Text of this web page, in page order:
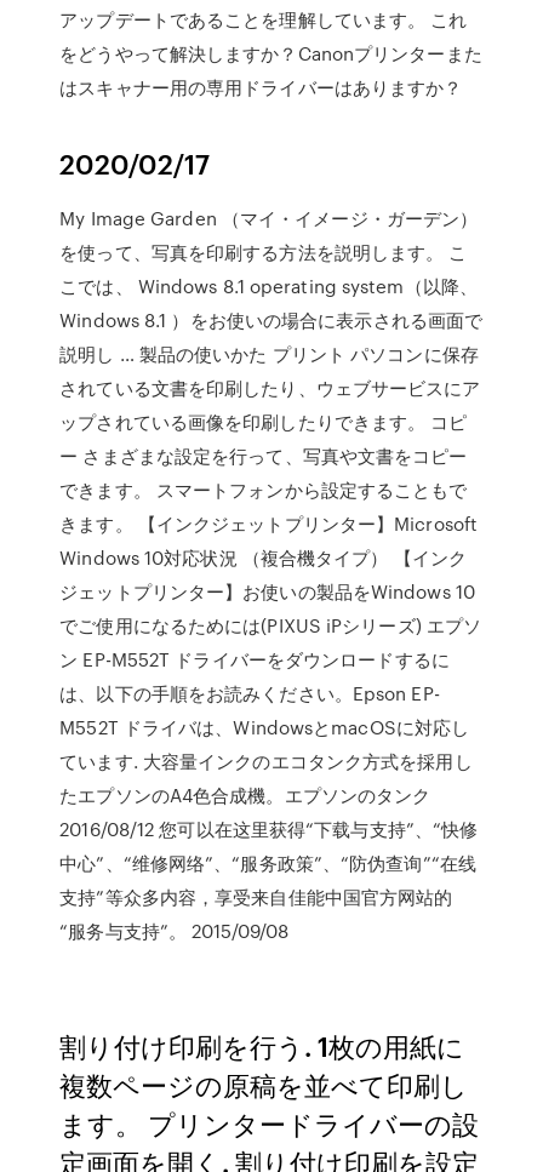
アップデートであることを理解しています。 これ
をどうやって解決しますか？Canonプリンターまた
はスキャナー用の専用ドライバーはありますか？
2020/02/17
My Image Garden （マイ・イメージ・ガーデン）
を使って、写真を印刷する方法を説明します。 こ
こでは、 Windows 8.1 operating system（以降、
Windows 8.1 ）をお使いの場合に表示される画面で
説明し … 製品の使いかた プリント パソコンに保存
されている文書を印刷したり、ウェブサービスにア
ップされている画像を印刷したりできます。 コピ
ー さまざまな設定を行って、写真や文書をコピー
できます。 スマートフォンから設定することもで
きます。 【インクジェットプリンター】Microsoft
Windows 10対応状況 （複合機タイプ） 【インク
ジェットプリンター】お使いの製品をWindows 10
でご使用になるためには(PIXUS iPシリーズ) エプソ
ン EP-M552T ドライバーをダウンロードするに
は、以下の手順をお読みください。Epson EP-
M552T ドライバは、WindowsとmacOSに対応し
ています. 大容量インクのエコタンク方式を採用し
たエプソンのA4色合成機。エプソンのタンク
2016/08/12 您可以在这里获得“下载与支持”、“快修
中心”、“维修网络”、“服务政策”、“防伪查询”“在线
支持”等众多内容，享受来自佳能中国官方网站的
“服务与支持”。 2015/09/08
割り付け印刷を行う. 1枚の用紙に
複数ページの原稿を並べて印刷し
ます。 プリンタードライバーの設
定画面を開く. 割り付け印刷を設定